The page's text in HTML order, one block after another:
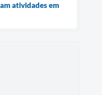
atividades em